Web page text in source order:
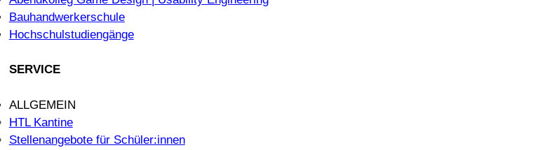
Bauhandwerkerschule
Hochschulstudiengänge
SERVICE
ALLGEMEIN
HTL Kantine
Stellenangebote für Schüler:innen